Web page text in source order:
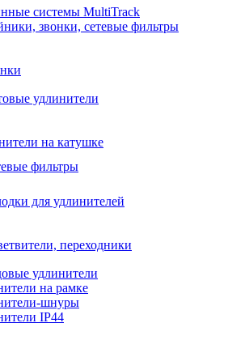
системы MultiTrack
звонки, сетевые фильтры
удлинители
на катушке
фильтры
для удлинителей
переходники
удлинители
на рамке
шнуры
IP44